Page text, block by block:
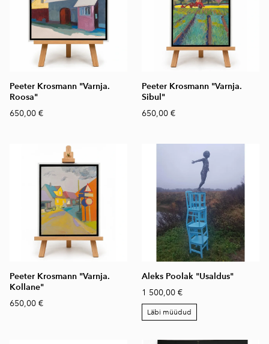
Peeter Krosmann "Varnja.
Roosa"
650,00 €
Peeter Krosmann "Varnja.
Sibul"
650,00 €
Peeter Krosmann "Varnja.
Kollane"
650,00 €
Aleks Poolak "Usaldus"
1 500,00 €
Läbi müüdud